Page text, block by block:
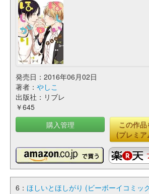
発売日：2016年06月02日
著者： やしこ
出版社：リブレ
￥645
購入管理
この作
(プレミ
6： ほしいとほしがり (ビーボーイコミッ